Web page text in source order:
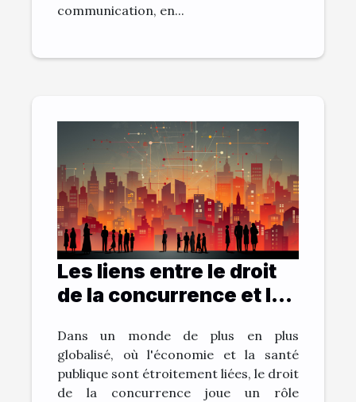
communication, en...
Les liens entre le droit
de la concurrence et la
Dans un monde de plus en plus
globalisé, où l'économie et la santé
publique sont étroitement liées, le droit
de la concurrence joue un rôle